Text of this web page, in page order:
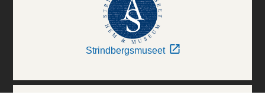
Strindbergsmuseet